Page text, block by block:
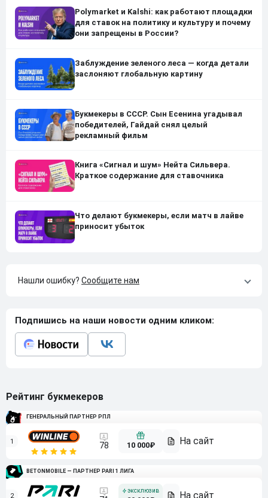
Polymarket и Kalshi: как работают площадки
для ставок на политику и культуру и почему
они запрещены в России?
Заблуждение зеленого леса — когда детали
заслоняют глобальную картину
Букмекеры в СССР. Сын Есенина угадывал
победителей, Гайдай снял целый
рекламный фильм
Книга «Сигнал и шум» Нейта Сильвера.
Краткое содержание для ставочника
Что делают букмекеры, если матч в лайве
приносит убыток
Нашли ошибку? Сообщите нам
Подпишись на наши новости одним кликом:
Рейтинг букмекеров
ГЕНЕРАЛЬНЫЙ ПАРТНЕР РПЛ
1 78 10 000₽
BETONMOBILE — ПАРТНЕР PARI 1 ЛИГА
2